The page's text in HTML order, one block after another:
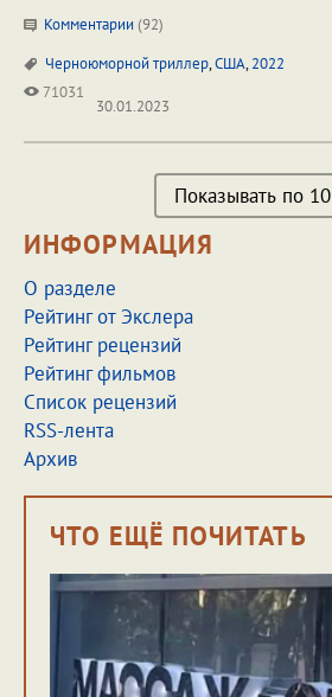
Комментарии (92)
Черноюморной триллер,США,2022
71031
30.01.2023
Показывать по 10
ИНФОРМАЦИЯ
О разделе
Рейтинг от Экслера
Рейтинг рецензий
Рейтинг фильмов
Список рецензий
RSS-лента
Архив
ЧТО ЕЩЁ ПОЧИТАТЬ